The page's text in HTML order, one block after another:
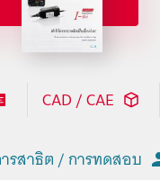
CAD / CAE
รสาธิต / การทดสอบ